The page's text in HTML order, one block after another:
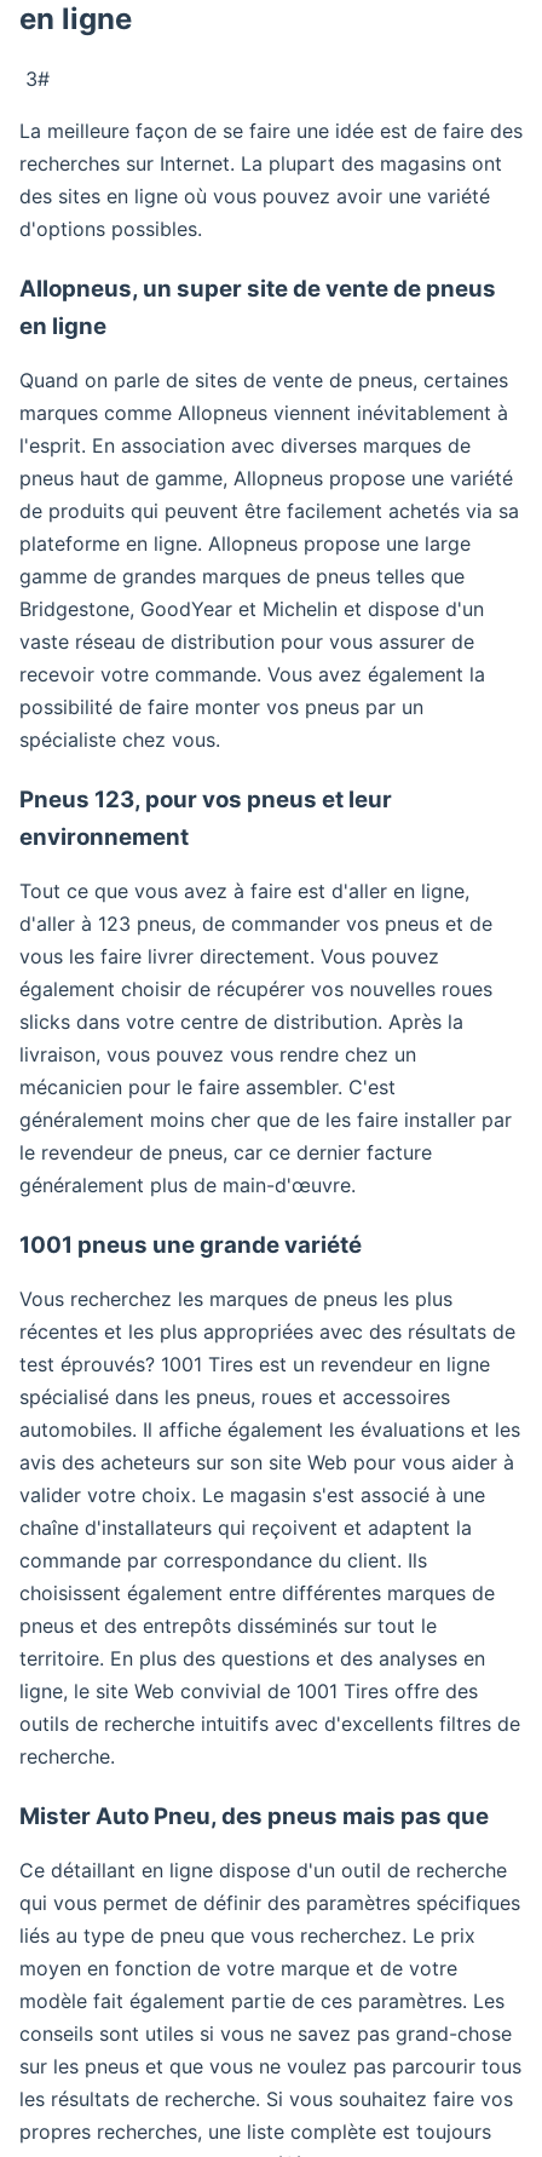
en ligne
3#
La meilleure façon de se faire une idée est de faire des
recherches sur Internet. La plupart des magasins ont
des sites en ligne où vous pouvez avoir une variété
d'options possibles.
Allopneus, un super site de vente de pneus
en ligne
Quand on parle de sites de vente de pneus, certaines
marques comme Allopneus viennent inévitablement à
l'esprit. En association avec diverses marques de
pneus haut de gamme, Allopneus propose une variété
de produits qui peuvent être facilement achetés via sa
plateforme en ligne. Allopneus propose une large
gamme de grandes marques de pneus telles que
Bridgestone, GoodYear et Michelin et dispose d'un
vaste réseau de distribution pour vous assurer de
recevoir votre commande. Vous avez également la
possibilité de faire monter vos pneus par un
spécialiste chez vous.
Pneus 123, pour vos pneus et leur
environnement
Tout ce que vous avez à faire est d'aller en ligne,
d'aller à 123 pneus, de commander vos pneus et de
vous les faire livrer directement. Vous pouvez
également choisir de récupérer vos nouvelles roues
slicks dans votre centre de distribution. Après la
livraison, vous pouvez vous rendre chez un
mécanicien pour le faire assembler. C'est
généralement moins cher que de les faire installer par
le revendeur de pneus, car ce dernier facture
généralement plus de main-d'œuvre.
1001 pneus une grande variété
Vous recherchez les marques de pneus les plus
récentes et les plus appropriées avec des résultats de
test éprouvés? 1001 Tires est un revendeur en ligne
spécialisé dans les pneus, roues et accessoires
automobiles. Il affiche également les évaluations et les
avis des acheteurs sur son site Web pour vous aider à
valider votre choix. Le magasin s'est associé à une
chaîne d'installateurs qui reçoivent et adaptent la
commande par correspondance du client. Ils
choisissent également entre différentes marques de
pneus et des entrepôts disséminés sur tout le
territoire. En plus des questions et des analyses en
ligne, le site Web convivial de 1001 Tires offre des
outils de recherche intuitifs avec d'excellents filtres de
recherche.
Mister Auto Pneu, des pneus mais pas que
Ce détaillant en ligne dispose d'un outil de recherche
qui vous permet de définir des paramètres spécifiques
liés au type de pneu que vous recherchez. Le prix
moyen en fonction de votre marque et de votre
modèle fait également partie de ces paramètres. Les
conseils sont utiles si vous ne savez pas grand-chose
sur les pneus et que vous ne voulez pas parcourir tous
les résultats de recherche. Si vous souhaitez faire vos
propres recherches, une liste complète est toujours